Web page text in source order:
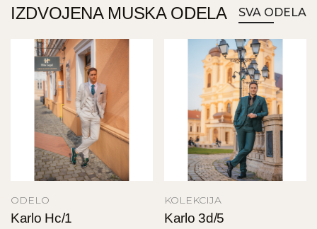
IZDVOJENA MUSKA ODELA SVA ODELA
ODELO
Karlo Hc/1
KOLEKCIJA
Karlo 3d/5